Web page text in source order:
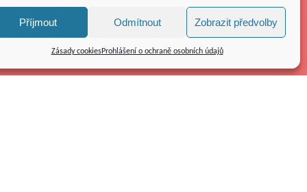
Příjmout Odmítnout Zobrazit předvolby
Zásady cookiesProhlášení o ochraně osobních údajů